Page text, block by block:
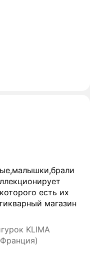
есть их
магазин
KLIMA